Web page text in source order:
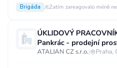
Brigáda Zatím zareagovalo méně
ÚKLIDOVÝ
Pankrác - prodejní
ATALIAN CZ s.r.o.| Praha,